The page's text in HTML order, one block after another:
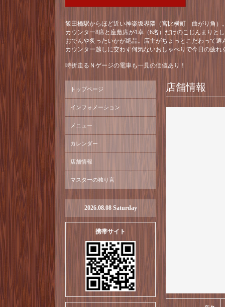
飯田橋駅からほど近い神楽坂界隈（宮比横町 曲がり角）
カウンター8席と座敷席が1卓（6名）だけのこじんまりと
おでんや炙ったいかが絶品。店主がちょっとこだわって
カウンター越しに交わす何気ないおしゃべりで今日の疲れ
時折走るＮゲージの電車も一見の価値あり！
店舗情報
トップページ
インフォメーション
メニュー
カレンダー
店舗情報
マスターの独り言
2026.08.08 Saturday
携帯サイト